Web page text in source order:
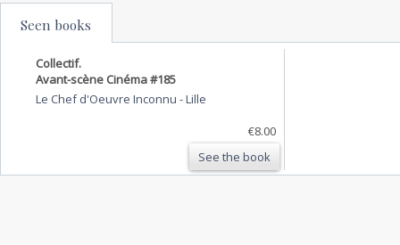
Seen books
Collectif.
Avant-scène Cinéma #185
Le Chef d'Oeuvre Inconnu -Lille
€8.00
See the book